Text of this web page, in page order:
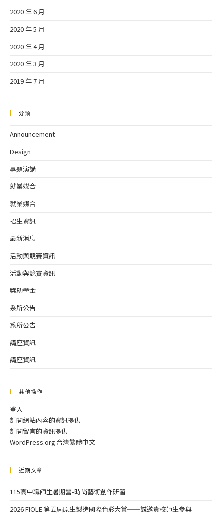
2020 年 6 月
2020 年 5 月
2020 年 4 月
2020 年 3 月
2019 年 7 月
分類
Announcement
Design
專題演講
就業媒合
就業媒合
招生資訊
最新消息
活動與競賽資訊
活動與競賽資訊
獎助學金
系所公告
系所公告
講座資訊
講座資訊
其他操作
登入
訂閱網站內容的資訊提供
訂閱留言的資訊提供
WordPress.org 台灣繁體中文
近期文章
115高中職師生暑期營-時尚藝術創作研習
2026 FIOLE 第五屆原生製造國際色彩大賞──誠邀貴校師生參與